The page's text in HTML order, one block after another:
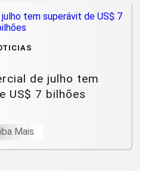
de julho tem
US$ 7 bilhões
Mais